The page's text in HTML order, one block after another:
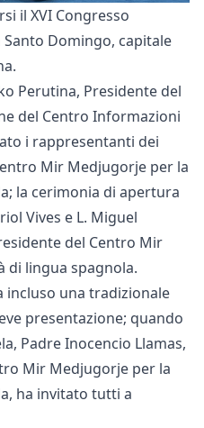
il XVI Congresso
Domingo, capitale
Perutina, Presidente del
del Centro Informazioni
i rappresentanti dei
Mir Medjugorje per la
la cerimonia di apertura
Vives e L. Miguel
del Centro Mir
di lingua spagnola.
incluso una tradizionale
presentazione; quando
Padre Inocencio Llamas,
Mir Medjugorje per la
ha invitato tutti a